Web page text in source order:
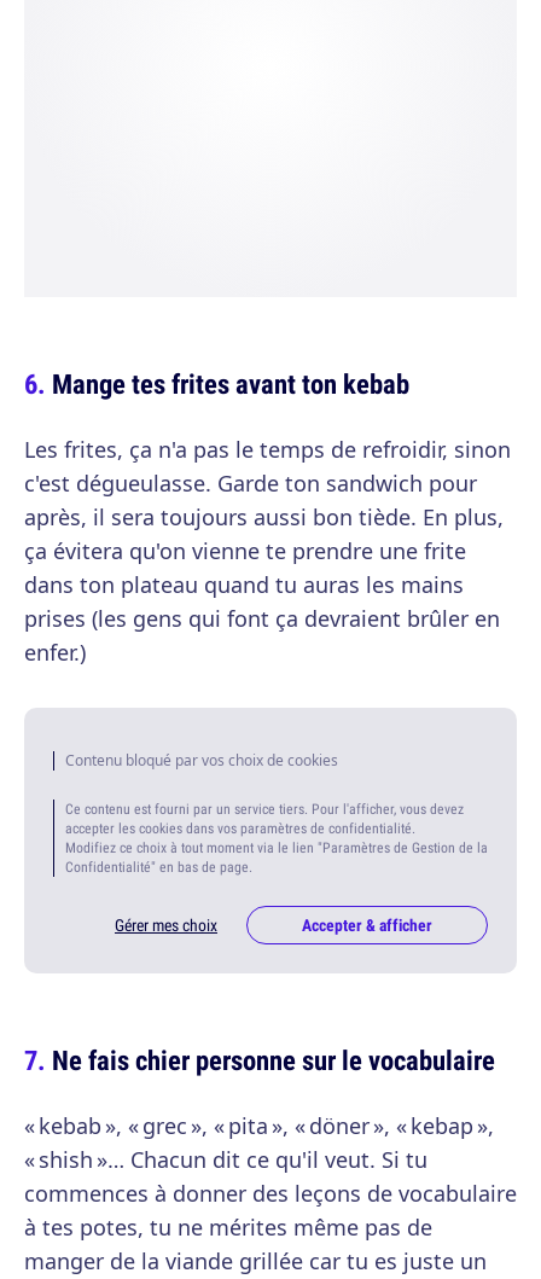
Mange tes frites avant ton kebab
Les frites, ça n'a pas le temps de refroidir, sinon
c'est dégueulasse. Garde ton sandwich pour
après, il sera toujours aussi bon tiède. En plus,
ça évitera qu'on vienne te prendre une frite
dans ton plateau quand tu auras les mains
prises (les gens qui font ça devraient brûler en
enfer.)
Contenu bloqué par vos choix de cookies
Ce contenu est fourni par un service tiers. Pour l'afficher, vous devez
accepter les cookies dans vos paramètres de confidentialité.
Modifiez ce choix à tout moment via le lien "Paramètres de Gestion de la
Confidentialité" en bas de page.
Gérer mes choix Accepter & afficher
Ne fais chier personne sur le vocabulaire
« kebab », « grec », « pita », « döner », « kebap »,
« shish »… Chacun dit ce qu'il veut. Si tu
commences à donner des leçons de vocabulaire
à tes potes, tu ne mérites même pas de
manger de la viande grillée car tu es juste un